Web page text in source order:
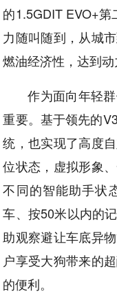
的1.5GDIT EVO+
力随叫随到，从城
燃油经济性，达到动
作为面向年轻
重要。基于领先的
统，也实现了高度
位状态，虚拟形象
不同的智能助手状
车、按50米以内的
助观察避让车底异
户享受大狗带来的
的便利。